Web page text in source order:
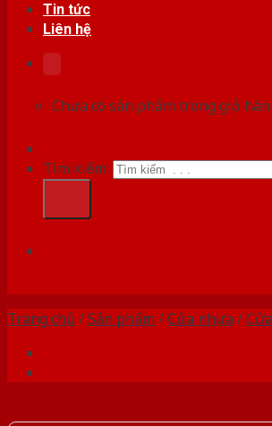
Tin tức
Liên hệ
Chưa có sản phẩm trong giỏ
Tìm kiếm:
Trang chủ /Sản phẩm /Cửa nhựa /